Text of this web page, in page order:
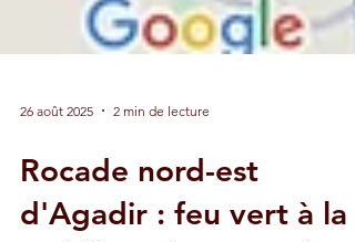
26 août 2025 2 min de lecture
Rocade nord-est